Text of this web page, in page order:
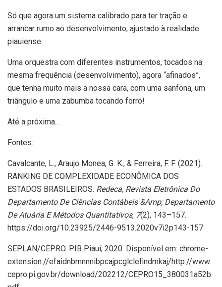
Só que agora um sistema calibrado para ter tração e
arrancar rumo ao desenvolvimento, ajustado à realidade
piauiense.
Uma orquestra com diferentes instrumentos, tocados na
mesma frequência (desenvolvimento), agora “afinados”,
que tenha muito mais a nossa cara, com uma sanfona, um
triângulo e uma zabumba tocando forró!
Até a próxima…
Fontes:
Cavalcante, L., Araujo Monea, G. K., & Ferreira, F. F. (2021).
RANKING DE COMPLEXIDADE ECONÔMICA DOS
ESTADOS BRASILEIROS. Redeca, Revista Eletrônica Do
Departamento De Ciências Contábeis &Amp; Departamento
De Atuária E Métodos Quantitativos, 7(2), 143–157.
https://doi.org/10.23925/2446-9513.2020v7i2p143-157
SEPLAN/CEPRO. PIB Piauí, 2020. Disponível em: chrome-
extension://efaidnbmnnnibpcajpcglclefindmkaj/http://www.
cepro.pi.gov.br/download/202212/CEPRO15_380031a52b.